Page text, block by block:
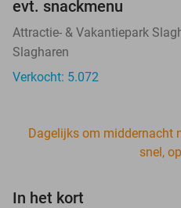
evt. snackmenu
Attractie- & Vakantiepark
Slagharen
Verkocht: 5.072
Dagelijks om middernacht
snel,
In het kort